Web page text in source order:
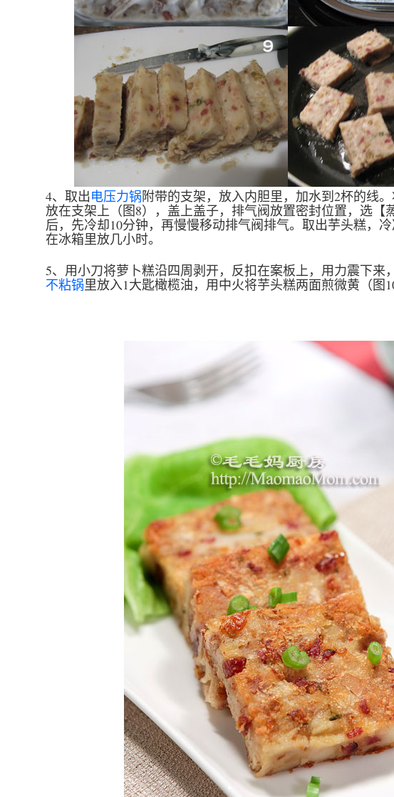
4、取出电压力锅附带的支架，放入内胆里，加水到2杯的线
放在支架上（图8），盖上盖子，排气阀放置密封位置，选【
后，先冷却10分钟，再慢慢移动排气阀排气。取出芋头糕，冷
在冰箱里放几小时。
5、用小刀将萝卜糕沿四周剥开，反扣在案板上，用力震下来
不粘锅里放入1大匙橄榄油，用中火将芋头糕两面煎微黄（图